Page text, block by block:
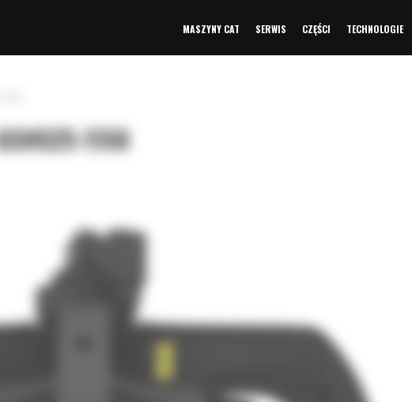
MASZYNY CAT SERWIS CZĘŚCI TECHNOLOGIE
1150